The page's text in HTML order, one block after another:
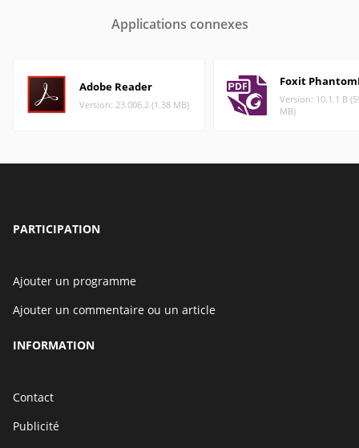
Applications connexes
Adobe Reader
Version: 23.006.2 (1.38 MB)
Foxit
Version: 10.1.1 B
MB)
PARTICIPATION
Ajouter un programme
Ajouter un commentaire ou un article
INFORMATION
Contact
Publicité